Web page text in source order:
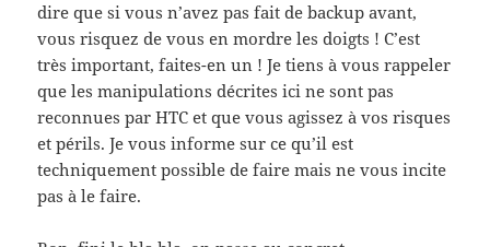
dire que si vous n’avez pas fait de backup avant,
vous risquez de vous en mordre les doigts ! C’est
très important, faites-en un ! Je tiens à vous rappeler
que les manipulations décrites ici ne sont pas
reconnues par HTC et que vous agissez à vos risques
et périls. Je vous informe sur ce qu’il est
techniquement possible de faire mais ne vous incite
pas à le faire.